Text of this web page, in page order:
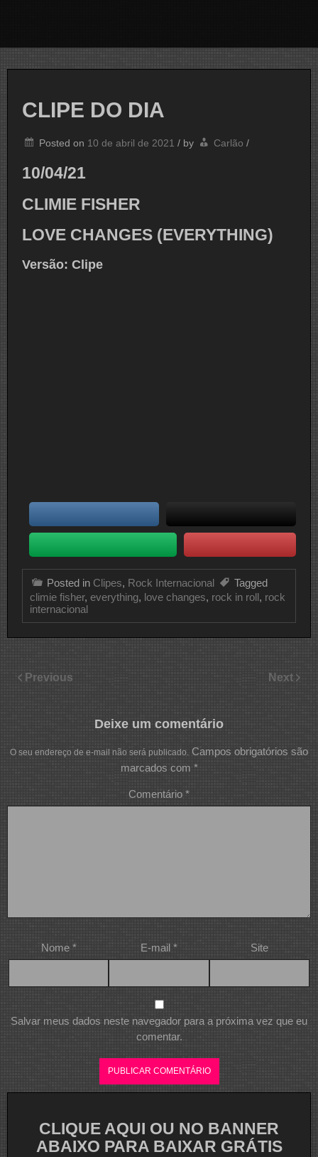
CLIPE DO DIA
Posted on 10 de abril de 2021 / by Carlão /
10/04/21
CLIMIE FISHER
LOVE CHANGES (EVERYTHING)
Versão: Clipe
Posted in Clipes, Rock Internacional
Tagged
climie fisher, everything, love changes, rock in roll, rock
internacional
Previous Next
Deixe um comentário
O seu endereço de e-mail não será publicado. Campos obrigatórios são
marcados com *
Comentário *
Nome * E-mail * Site
Salvar meus dados neste navegador para a próxima vez que eu
comentar.
CLIQUE AQUI OU NO BANNER
ABAIXO PARA BAIXAR GRÁTIS